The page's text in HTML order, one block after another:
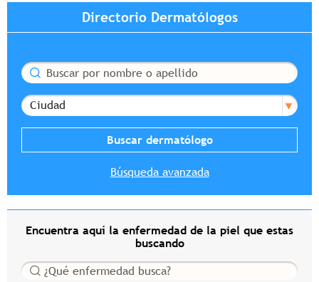
Directorio Dermatólogos
Buscar
Ciudad
Búsqueda avanzada
Encuentra aquí la enfermedad de la piel que estas
buscando
Buscar